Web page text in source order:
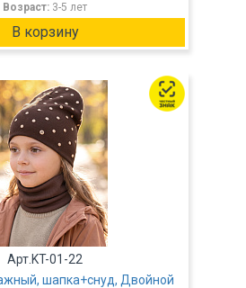
Возраст: 3-5 лет
Арт.KT-01-22
шапка+снуд, Двойной